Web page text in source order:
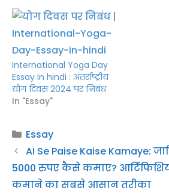
International Yoga Day
Essay in hindi : अंतर्राष्ट्रीय
योग दिवस 2024 पर निबंध
In "Essay"
Categories
Essay
AI Se Paise Kaise Kamaye:
5000 रुपए कैसे कमाए?
कमाने का सबसे आसान तरीका